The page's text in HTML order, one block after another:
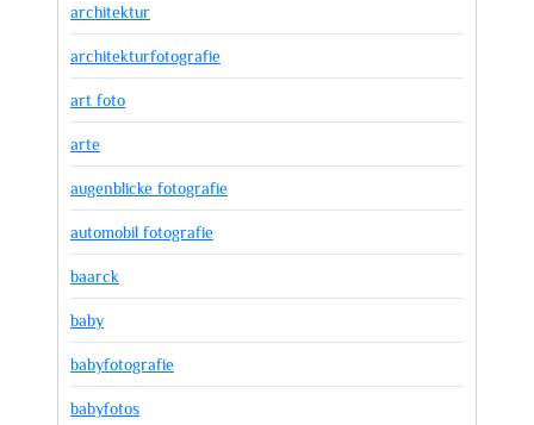
architektur
architekturfotografie
art foto
arte
augenblicke fotografie
automobil fotografie
baarck
baby
babyfotografie
babyfotos